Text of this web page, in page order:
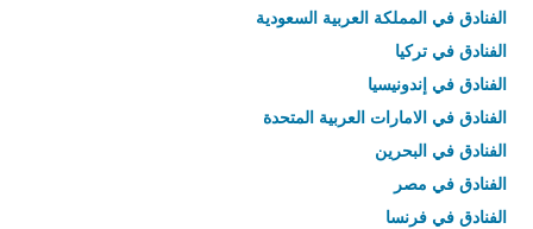
الفنادق في المملكة العربية السعودية
الفنادق في تركيا
الفنادق في إندونيسيا
الفنادق في الامارات العربية المتحدة
الفنادق في البحرين
الفنادق في مصر
الفنادق في فرنسا